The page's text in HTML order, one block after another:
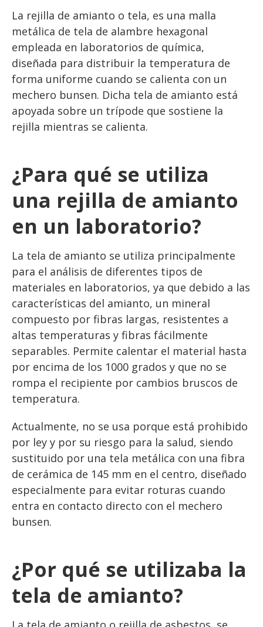
La rejilla de amianto o tela, es una malla
metálica de tela de alambre hexagonal
empleada en laboratorios de química,
diseñada para distribuir la temperatura de
forma uniforme cuando se calienta con un
mechero bunsen. Dicha tela de amianto está
apoyada sobre un trípode que sostiene la
rejilla mientras se calienta.
¿Para qué se utiliza
una rejilla de amianto
en un laboratorio?
La tela de amianto se utiliza principalmente
para el análisis de diferentes tipos de
materiales en laboratorios, ya que debido a las
características del amianto, un mineral
compuesto por fibras largas, resistentes a
altas temperaturas y fibras fácilmente
separables. Permite calentar el material hasta
por encima de los 1000 grados y que no se
rompa el recipiente por cambios bruscos de
temperatura.
Actualmente, no se usa porque está prohibido
por ley y por su riesgo para la salud, siendo
sustituido por una tela metálica con una fibra
de cerámica de 145 mm en el centro, diseñado
especialmente para evitar roturas cuando
entra en contacto directo con el mechero
bunsen.
¿Por qué se utilizaba la
tela de amianto?